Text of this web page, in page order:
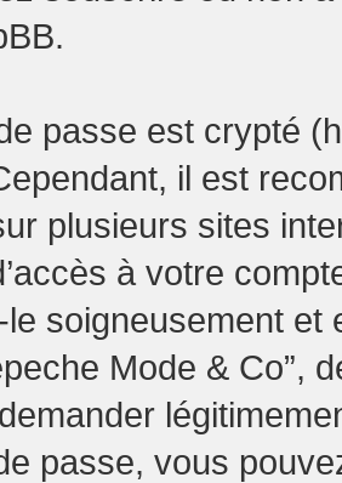
passe est crypté
il est
plusieurs sites
à votre
soigneusement et
Mode & Co”,
passe, vous